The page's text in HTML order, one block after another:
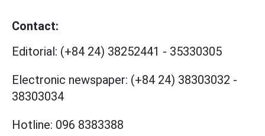
Contact:
Editorial: (+84 24) 38252441 - 35330305
Electronic newspaper: (+84 24) 38303032 -
38303034
Hotline: 096 8383388